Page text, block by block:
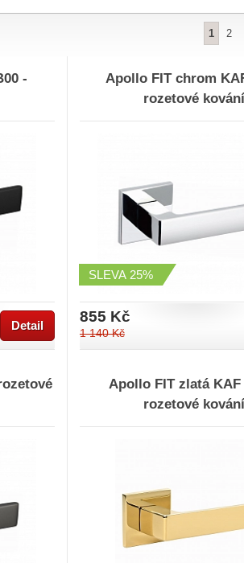
1 2
-
Detail
Apollo FIT chrom
rozetové kování
SLEVA 25%
855 Kč
1 140 Kč
Apollo FIT zlatá KAF
rozetové kování